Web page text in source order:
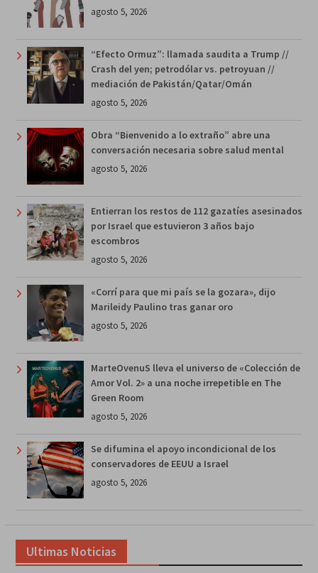
agosto 5, 2026
“Efecto Ormuz”: llamada saudita a Trump //
Crash del yen; petrodólar vs. petroyuan //
mediación de Pakistán/Qatar/Omán
agosto 5, 2026
Obra “Bienvenido a lo extraño” abre una
conversación necesaria sobre salud mental
agosto 5, 2026
Entierran los restos de 112 gazatíes asesinados
por Israel que estuvieron 3 años bajo
escombros
agosto 5, 2026
«Corrí para que mi país se la gozara», dijo
Marileidy Paulino tras ganar oro
agosto 5, 2026
MarteOvenuS lleva el universo de «Colección de
Amor Vol. 2» a una noche irrepetible en The
Green Room
agosto 5, 2026
Se difumina el apoyo incondicional de los
conservadores de EEUU a Israel
agosto 5, 2026
Ultimas Noticias